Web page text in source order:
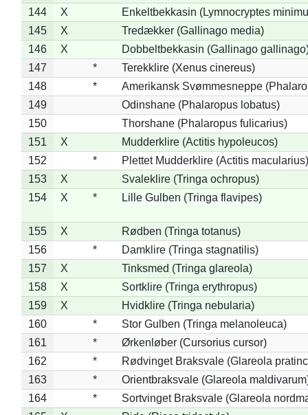
144
X
Enkeltbekkasin (Lymnocryptes
145
X
Tredækker (Gallinago media)
146
X
Dobbeltbekkasin (Gallinago
147
*
Terekklire (Xenus cinereus)
148
*
Amerikansk Svømmesneppe
149
Odinshane (Phalaropus lobatus)
150
Thorshane (Phalaropus fulicarius)
151
X
Mudderklire (Actitis hypoleucos)
152
*
Plettet Mudderklire (Actitis macularius)
153
X
Svaleklire (Tringa ochropus)
154
X * Lille Gulben (Tringa flavipes)
155 X
Rødben (Tringa totanus)
156
*
Damklire (Tringa stagnatilis)
157
X
Tinksmed (Tringa glareola)
158
X
Sortklire (Tringa erythropus)
159
X
Hvidklire (Tringa nebularia)
160
*
Stor Gulben (Tringa melanoleuca)
161
*
Ørkenløber (Cursorius cursor)
162
*
Rødvinget Braksvale (Glareola
163
*
Orientbraksvale (Glareola
164
*
Sortvinget Braksvale (Glareola